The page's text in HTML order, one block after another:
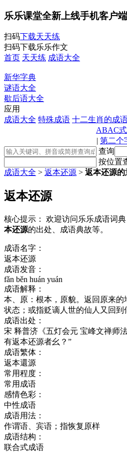
乐乐课堂全新上线手机客户端
扫码下载天天练
扫码下载乐乐作文
首页 天天练 成语大全
新华字典
谜语大全
歇后语大全
应用
成语大全 特殊成语 十二生肖的成
ABAC
| 第二个
查询
按位置
成语大全 > 返本还源 > 返本还源的
返本还源
核心提示： 欢迎访问乐乐成语词
本还源的出处、成语典故等。
成语名字：
返本还源
成语发音：
fǎn běn huán yuán
成语解释：
本、原：根本，原貌。返回原来
状态；或指贬谪人世的仙人又回到
成语出处：
宋 释普济《五灯会元 宝峰文禅师
有返本还源者幺？”
成语繁体：
返本還源
常用程度：
常用成语
感情色彩：
中性成语
成语用法：
作谓语、宾语；指恢复原样
成语结构：
联合式成语